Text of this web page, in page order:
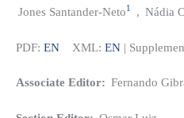
Jones Santander-Neto1 , Nádia
PDF: EN XML: EN |
Associate Editor: Fernando